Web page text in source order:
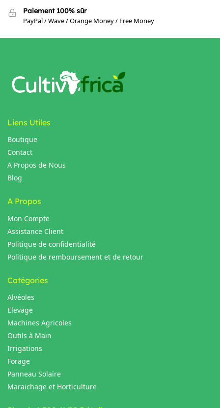
Paiement 100% sûr
PayPal / Wave / Orange Money / Free Money
Liens Utiles
Boutique
Contact
A Propos de Nous
Blog
A Propos
Mon Compte
Assistance Client
Politique de confidentialité
Politique de remboursement et de retour
Catégories
Alvéoles
Elevage
Machines Agricoles
Outils à Main
Irrigations
Forage
Panneau Solaire
Maraichage et Horticulture